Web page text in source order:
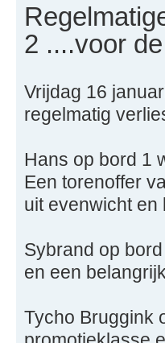
2 ....voor
Vrijdag 16
regelmatig
Hans op bord 1
Een torenoffer
uit evenwicht en
Sybrand op
en een
Tycho Bruggink